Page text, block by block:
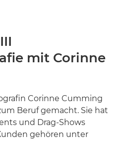
mit Corinne
Corinne Cumming
Beruf gemacht. Sie hat
und Drag-Shows
gehören unter